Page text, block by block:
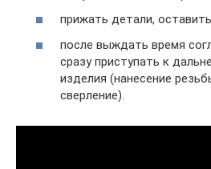
прижать детали,
после выждать время
сразу приступать к
изделия (нанесение
сверление).